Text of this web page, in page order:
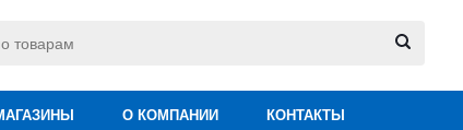
О КОМПАНИИ КОНТАКТЫ